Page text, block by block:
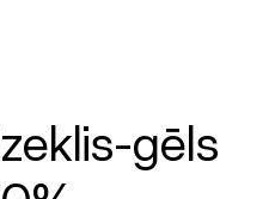
gēls